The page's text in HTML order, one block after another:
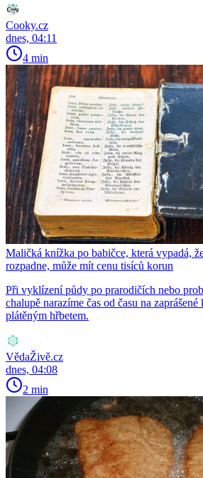
Cooky.cz
dnes, 04:11
4 min
Maličká knížka po babičce, která vypadá,
rozpadne, může mít cenu tisíců korun
Při vyklízení půdy po prarodičích nebo
chalupě narazíme čas od času na
plátěným hřbetem.
VědaŽivě.cz
dnes, 04:08
2 min